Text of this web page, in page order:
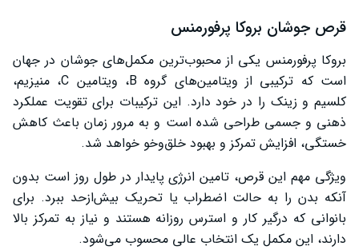
قرص جوشان بروکا پرفورمنس
بروکا پرفورمنس یکی از محبوب‌ترین مکمل‌های جوشان در جهان
است که ترکیبی از ویتامین‌های گروه B، ویتامین C، منیزیم،
کلسیم و زینک را در خود دارد. این ترکیبات برای تقویت عملکرد
ذهنی و جسمی طراحی شده است و به مرور زمان باعث کاهش
خستگی، افزایش تمرکز و بهبود خلق‌وخو خواهد شد.
ویژگی مهم این قرص، تامین انرژی پایدار در طول روز است بدون
آنکه بدن را به حالت اضطراب یا تحریک بیش‌از‌حد ببرد. برای
بانوانی که درگیر کار و استرس روزانه هستند و نیاز به تمرکز بالا
دارند، این مکمل یک انتخاب عالی محسوب می‌شود.